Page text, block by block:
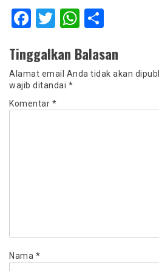
Facebook
TwitterWhatsApp
Tinggalkan Balasan
Alamat email Anda tidak akan
wajib ditandai *
Komentar *
Nama *